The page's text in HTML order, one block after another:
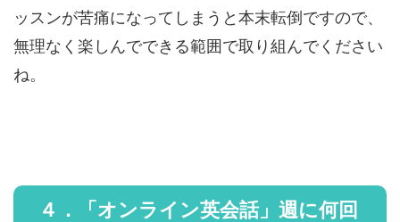
ッスンが苦痛になってしまうと本末転倒ですので、
無理なく楽しんでできる範囲で取り組んでください
ね。
４．「オンライン英会話」週に何回